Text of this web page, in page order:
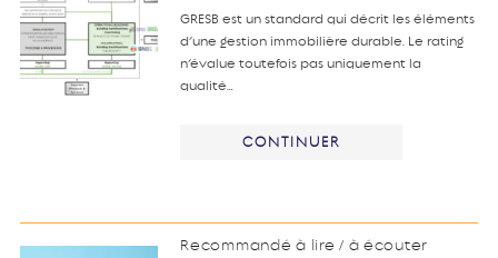
GRESB est un standard qui décrit les éléments
d’une gestion immobilière durable. Le rating
n’évalue toutefois pas uniquement la
qualité…
CONTINUER
Recommandé à lire / à écouter